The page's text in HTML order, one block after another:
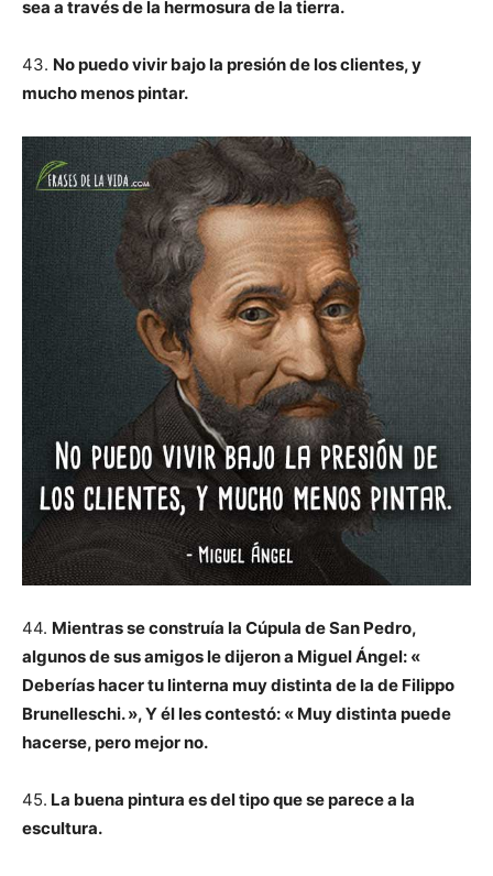
sea a través de la hermosura de la tierra.
43. No puedo vivir bajo la presión de los clientes, y
mucho menos pintar.
44. Mientras se construía la Cúpula de San Pedro,
algunos de sus amigos le dijeron a Miguel Ángel: «
Deberías hacer tu linterna muy distinta de la de Filippo
Brunelleschi. », Y él les contestó: « Muy distinta puede
hacerse, pero mejor no.
45. La buena pintura es del tipo que se parece a la
escultura.